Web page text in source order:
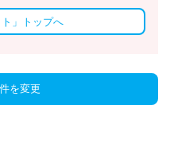
ト」トップへ
を変更